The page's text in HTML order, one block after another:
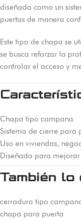
diseñada como un
puertas de manera
Este tipo de chapa se
se busca reforzar la
controlar el acceso y
Chapa tipo campana
Sistema de cierre para
Uso en viviendas,
Diseñada para
También lo
cerradura tipo
chapa para puerta